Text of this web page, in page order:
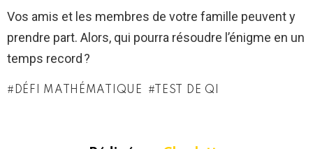
Vos amis et les membres de votre famille peuvent y
prendre part. Alors, qui pourra résoudre l’énigme en un
temps record ?
DÉFI MATHÉMATIQUE TEST DE QI